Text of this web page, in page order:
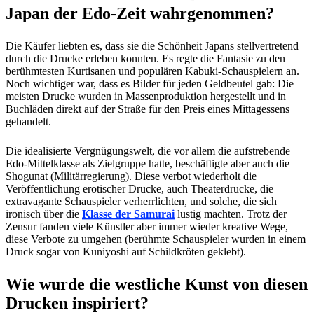
Japan der Edo-Zeit wahrgenommen?
Die Käufer liebten es, dass sie die Schönheit Japans stellvertretend
durch die Drucke erleben konnten. Es regte die Fantasie zu den
berühmtesten Kurtisanen und populären Kabuki-Schauspielern an.
Noch wichtiger war, dass es Bilder für jeden Geldbeutel gab: Die
meisten Drucke wurden in Massenproduktion hergestellt und in
Buchläden direkt auf der Straße für den Preis eines Mittagessens
gehandelt.
Die idealisierte Vergnügungswelt, die vor allem die aufstrebende
Edo-Mittelklasse als Zielgruppe hatte, beschäftigte aber auch die
Shogunat (Militärregierung). Diese verbot wiederholt die
Veröffentlichung erotischer Drucke, auch Theaterdrucke, die
extravagante Schauspieler verherrlichten, und solche, die sich
ironisch über die Klasse der Samurailustig machten. Trotz der
Zensur fanden viele Künstler aber immer wieder kreative Wege,
diese Verbote zu umgehen (berühmte Schauspieler wurden in einem
Druck sogar von Kuniyoshi auf Schildkröten geklebt).
Wie wurde die westliche Kunst von diesen
Drucken inspiriert?